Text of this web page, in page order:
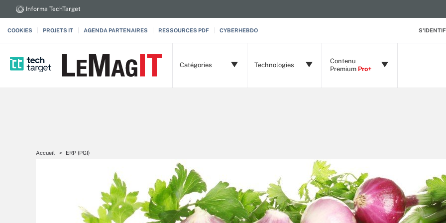
Informa TechTarget
COOKIES PROJETS IT AGENDA PARTENAIRES RESSOURCES PDF CYBERHEBDO
Catégories Technologies
Contenu
Premium Pro+
Accueil ERP (PGI)